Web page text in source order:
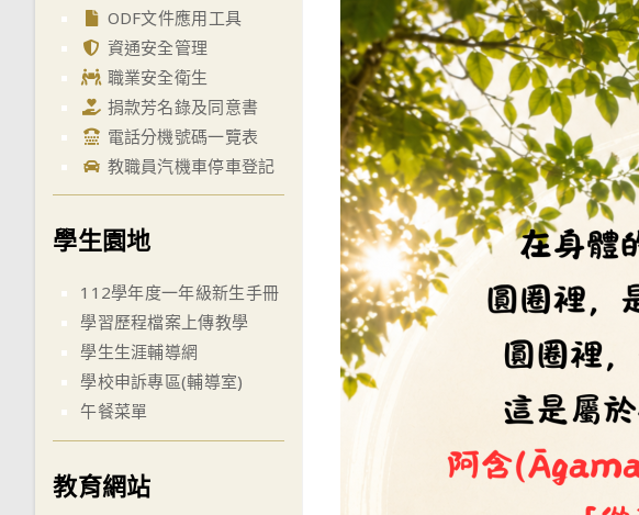
ODF文件應用工具
資通安全管理
職業安全衛生
捐款芳名錄及同意書
電話分機號碼一覽表
教職員汽機車停車登記
學生園地
112學年度一年級新生手冊
學習歷程檔案上傳教學
學生生涯輔導網
學校申訴專區(輔導室)
午餐菜單
教育網站